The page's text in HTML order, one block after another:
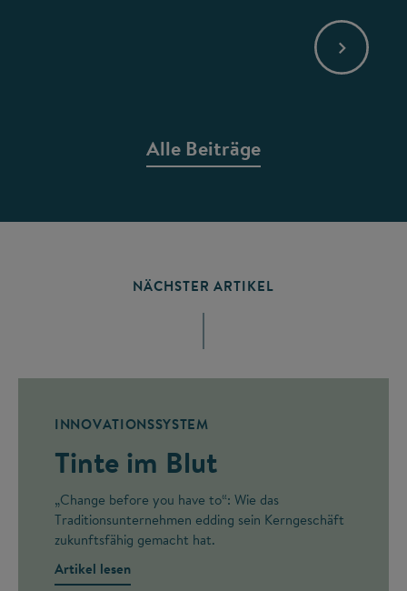
Alle Beiträge
NÄCHSTER ARTIKEL
INNOVATIONSSYSTEM
Tinte im Blut
„Change before you have to“: Wie das
Traditionsunternehmen edding sein Kerngeschäft
zukunftsfähig gemacht hat.
Artikel lesen